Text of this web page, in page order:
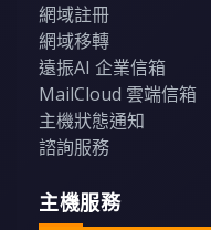
網域註冊
網域移轉
遠振AI 企業信箱
MailCloud 雲端信箱
主機狀態通知
諮詢服務
主機服務